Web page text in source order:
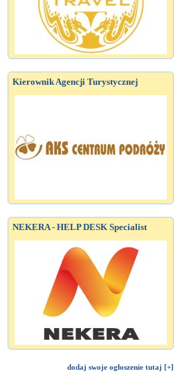
Kierownik Agencji Turystycznej
NEKERA - HELP DESK Specialist
dodaj swoje ogłoszenie tutaj [+]